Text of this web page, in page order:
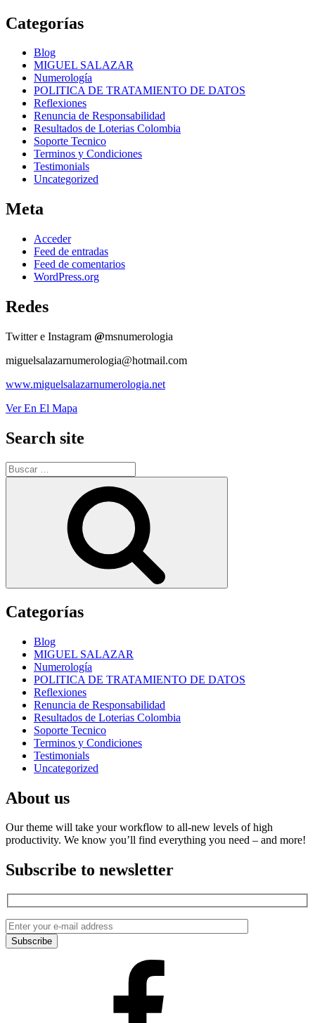
Categorías
Blog
MIGUEL SALAZAR
Numerología
POLITICA DE TRATAMIENTO DE DATOS
Reflexiones
Renuncia de Responsabilidad
Resultados de Loterias Colombia
Soporte Tecnico
Terminos y Condiciones
Testimonials
Uncategorized
Meta
Acceder
Feed de entradas
Feed de comentarios
WordPress.org
Redes
Twitter e Instagram @msnumerologia
miguelsalazarnumerologia@hotmail.com
www.miguelsalazarnumerologia.net
Ver En El Mapa
Search site
Buscar
por:
Categorías
Blog
MIGUEL SALAZAR
Numerología
POLITICA DE TRATAMIENTO DE DATOS
Reflexiones
Renuncia de Responsabilidad
Resultados de Loterias Colombia
Soporte Tecnico
Terminos y Condiciones
Testimonials
Uncategorized
About us
Our theme will take your workflow to all-new levels of high
productivity. We know you’ll find everything you need – and more!
Subscribe to newsletter